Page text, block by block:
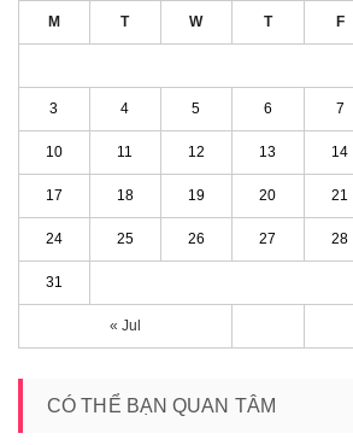
M T W T F
« Jul
3 4 5 6 7
10 11 12 13 14
17 18 19 20 21
24 25 26 27 28
31
CÓ THỂ BẠN QUAN TÂM